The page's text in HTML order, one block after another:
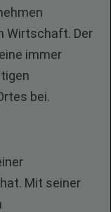
Wirtschaft. Der
immer
bei.
Mit seiner